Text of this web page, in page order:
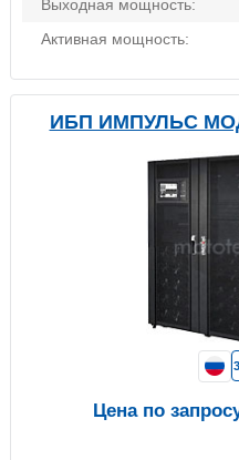
Выходная мощность:
Активная мощность:
ИБП ИМПУЛЬС
Цена по